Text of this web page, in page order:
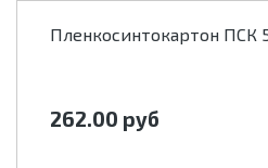
Пленкосинтокартон ПСК
262.00 руб